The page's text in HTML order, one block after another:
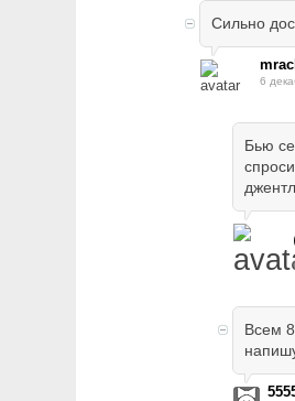
Сильно
6
Бью
Всем